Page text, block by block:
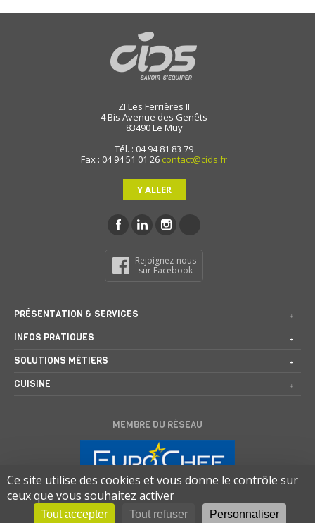
ZI Les Ferrières II
4 Bis Avenue des Genêts
83490Le Muy
Tél. : 04 94 81 83 79
Fax : 04 94 51 01 26 contact@cids.fr
Y ALLER
Rejoignez-nous
sur Facebook
PRÉSENTATION & SERVICES
INFOS PRATIQUES
SOLUTIONS MÉTIERS
CUISINE
MEMBRE DU RÉSEAU
Ce site utilise des cookies et vous donne le contrôle sur
ceux que vous souhaitez activer
Tout accepter Tout refuser Personnaliser